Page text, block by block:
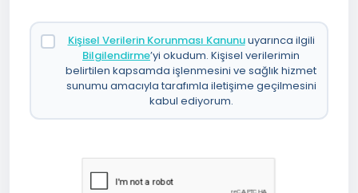
Kişisel Verilerin Korunması Kanunuuyarınca ilgili
Bilgilendirme’yi okudum. Kişisel verilerimin
belirtilen kapsamda işlenmesini ve sağlık hizmet
sunumu amacıyla tarafımla iletişime geçilmesini
kabul ediyorum.